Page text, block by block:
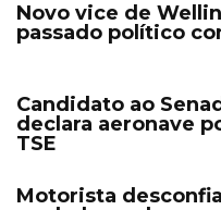
Novo vice de
passado político
Candidato ao
declara aeronave
TSE
Motorista